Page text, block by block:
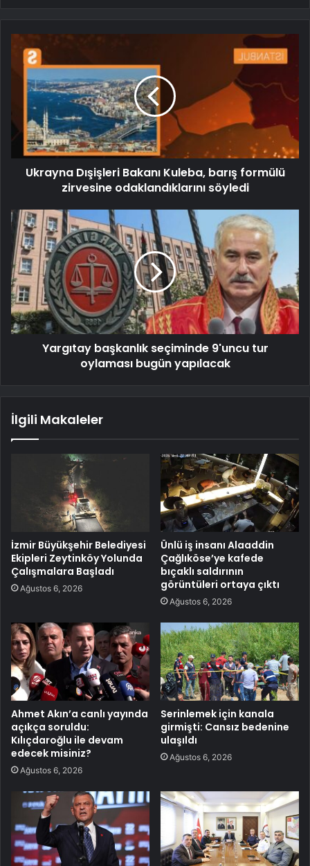
Ukrayna Dışişleri Bakanı Kuleba, barış formülü
zirvesine odaklandıklarını söyledi
Yargıtay başkanlık seçiminde 9'uncu tur
oylaması bugün yapılacak
İlgili Makaleler
İzmir Büyükşehir Belediyesi
Ekipleri Zeytinköy Yolunda
Çalışmalara Başladı
Ağustos 6, 2026
Ünlü iş insanı Alaaddin
Çağlıköse’ye kafede
bıçaklı saldırının
görüntüleri ortaya çıktı
Ağustos 6, 2026
Ahmet Akın’a canlı yayında
açıkça soruldu:
Kılıçdaroğlu ile devam
edecek misiniz?
Ağustos 6, 2026
Serinlemek için kanala
girmişti: Cansız bedenine
ulaşıldı
Ağustos 6, 2026